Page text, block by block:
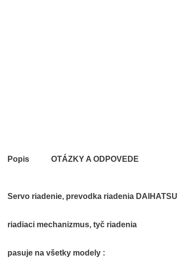
Popis OTÁZKY A ODPOVEDE
Servo riadenie, prevodka riadenia DAIHATSU
riadiaci mechanizmus, tyč riadenia
pasuje na všetky modely :